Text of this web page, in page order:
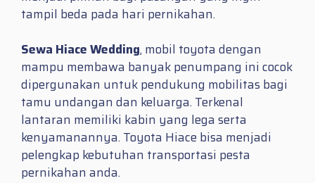
tampil beda pada hari pernikahan.
Sewa Hiace Wedding, mobil toyota dengan
mampu membawa banyak penumpang ini cocok
dipergunakan untuk pendukung mobilitas bagi
tamu undangan dan keluarga. Terkenal
lantaran memiliki kabin yang lega serta
kenyamanannya. Toyota Hiace bisa menjadi
pelengkap kebutuhan transportasi pesta
pernikahan anda.